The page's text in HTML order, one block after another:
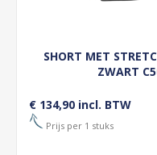
SHORT MET
ZWART
€ 134,90 incl. BTW
Prijs per 1 stuks